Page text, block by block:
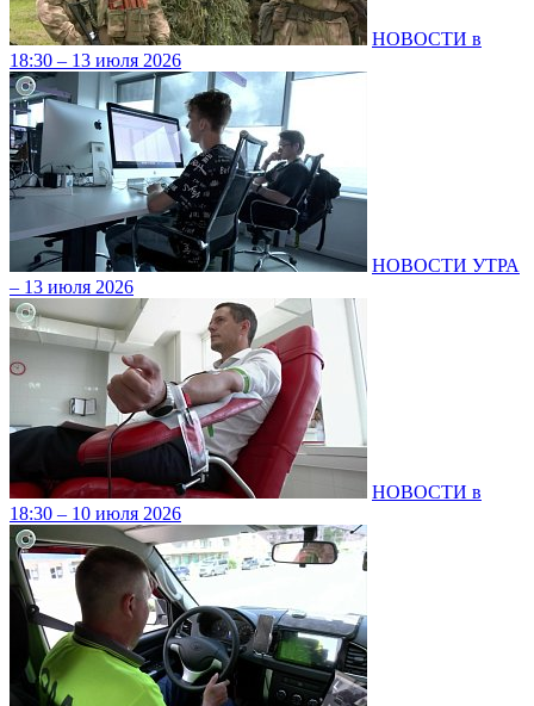
НОВОСТИ в
18:30 – 13 июля 2026
НОВОСТИ УТРА
– 13 июля 2026
НОВОСТИ в
18:30 – 10 июля 2026